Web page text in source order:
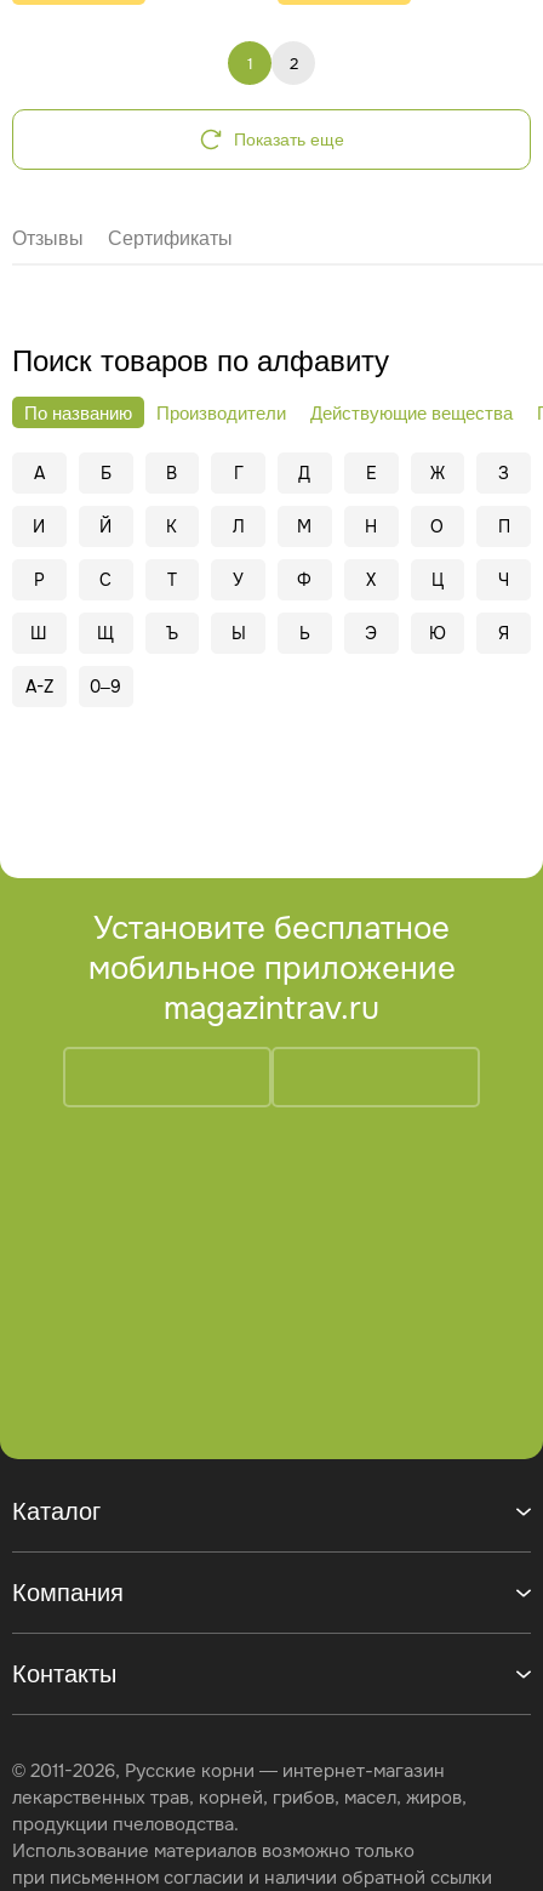
1 2
Показать еще
Отзывы Сертификаты
Поиск товаров по алфавиту
По названию Производители Действующие вещества
А Б В Г Д Е Ж З
И Й К Л М Н О П
Р С Т У Ф Х Ц Ч
Ш Щ Ъ Ы Ь Э Ю Я
A-Z 0–9
Установите бесплатное
мобильное приложение
magazintrav.ru
Контакты
Каталог
Компания
© 2011-2026, Русские корни — интернет-магазин
лекарственных трав, корней, грибов, масел, жиров,
продукции пчеловодства.
Использование материалов возможно только
при письменном согласии и наличии обратной ссылки